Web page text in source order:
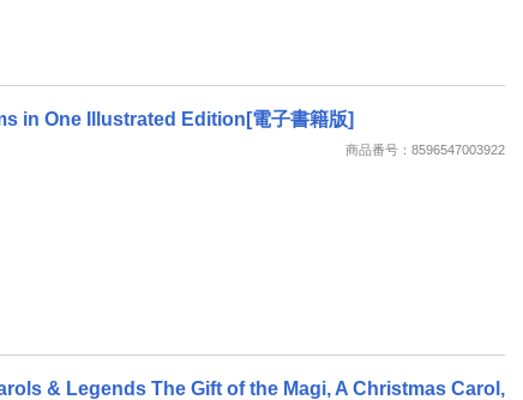
in One Illustrated Edition[電子書籍版]
商品番号：8596547003922
& Legends The Gift of the Magi, A Christmas Carol,